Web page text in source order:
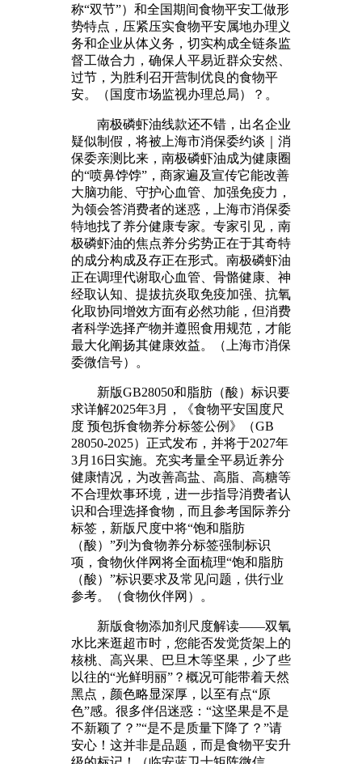
称“双节”）和全国期间食物平安工做形
势特点，压紧压实食物平安属地办理义
务和企业从体义务，切实构成全链条监
督工做合力，确保人平易近群众安然、
过节，为胜利召开营制优良的食物平
安。（国度市场监视办理总局）？。
南极磷虾油线款还不错，出名企业
疑似制假，将被上海市消保委约谈｜消
保委亲测比来，南极磷虾油成为健康圈
的“喷鼻饽饽”，商家遍及宣传它能改善
大脑功能、守护心血管、加强免疫力，
为领会答消费者的迷惑，上海市消保委
特地找了养分健康专家。专家引见，南
极磷虾油的焦点养分劣势正在于其奇特
的成分构成及存正在形式。南极磷虾油
正在调理代谢取心血管、骨骼健康、神
经取认知、提拔抗炎取免疫加强、抗氧
化取协同增效方面有必然功能，但消费
者科学选择产物并遵照食用规范，才能
最大化阐扬其健康效益。（上海市消保
委微信号）。
新版GB28050和脂肪（酸）标识要
求详解2025年3月，《食物平安国度尺
度 预包拆食物养分标签公例》（GB
28050-2025）正式发布，并将于2027年
3月16日实施。充实考量全平易近养分
健康情况，为改善高盐、高脂、高糖等
不合理炊事环境，进一步指导消费者认
识和合理选择食物，而且参考国际养分
标签，新版尺度中将“饱和脂肪
（酸）”列为食物养分标签强制标识
项，食物伙伴网将全面梳理“饱和脂肪
（酸）”标识要求及常见问题，供行业
参考。（食物伙伴网）。
新版食物添加剂尺度解读——双氧
水比来逛超市时，您能否发觉货架上的
核桃、高兴果、巴旦木等坚果，少了些
以往的“光鲜明丽”？概况可能带着天然
黑点，颜色略显深厚，以至有点“原
色”感。很多伴侣迷惑：“这坚果是不是
不新颖了？”“是不是质量下降了？”请
安心！这并非是品题，而是食物平安升